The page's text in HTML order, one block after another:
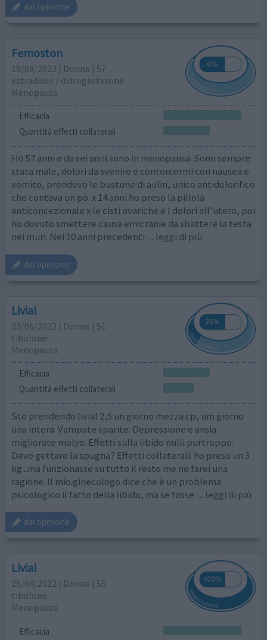
dai opinione
Femoston
19/08/2022 | Donna | 57
estradiolo / didrogesterone
Menopausa
Efficacia
Quantità effetti collaterali
Ho 57 anni e da sei anni sono in menopausa. Sono sempre
stata male, dolori da svenire e contorcermi con nausea e
vomito, prendevo le bustune di aulin, unico antidolorifico
che contava un pò. x 14 anni ho preso la pillola
anticoncezionale x le cisti ovariche e I dolori all'utero, poi
ho dovuto smettere causa emicranie da sbattere la testa
nei muri. Nei 10 anni precedenti ... leggi di più
dai opinione
Livial
23/06/2022 | Donna | 51
tibolone
Menopausa
Efficacia
Quantità effetti collaterali
Sto prendendo livial 2,5 un giorno mezza cp, um giorno
una intera. Vampate sparite. Depressione e ansia
migliorate molyo. Effetti sulla libido nulli purtroppo.
Devo gettare la spugna? Effetti collaterali: ho preso un 3
kg...ma funzionasse su tutto il resto me ne farei una
ragione. Il mio.ginecologo dice che è un problema
psicologico il fatto della libido, ma se fosse ... leggi di più
dai opinione
Livial
26/04/2022 | Donna | 55
tibolone
Menopausa
Efficacia